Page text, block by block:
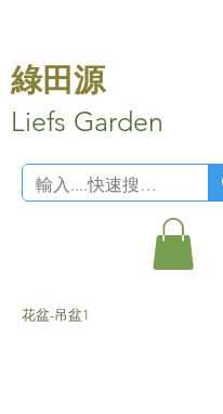
綠田源
Liefs Garden
花盆-吊盆1